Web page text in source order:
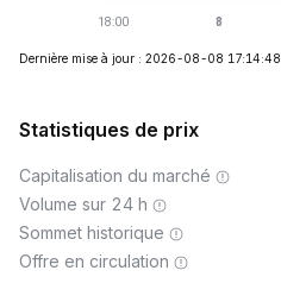
Dernière mise à jour : 2026-08-08 17:14:48
Statistiques de prix
Capitalisation du marché
Volume sur 24 h
Sommet historique
Offre en circulation